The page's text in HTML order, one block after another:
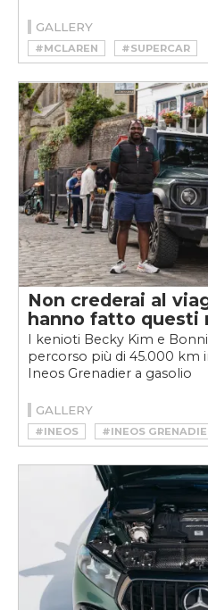
GALLERY
#MCLAREN #SUPERCAR
Non crederai al
hanno fatto questi
I kenioti Becky Kim e
percorso più di 45.000 km
Ineos Grenadier a gasolio
GALLERY
#INEOS #INEOS